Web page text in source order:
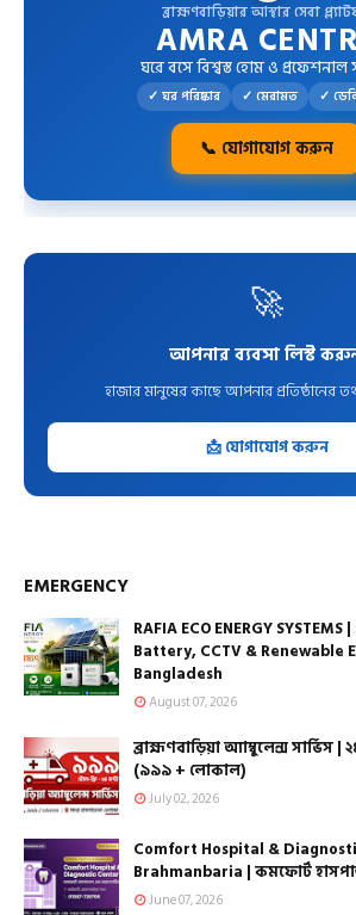
ব্রাহ্মণবাড়িয়ার আস্থার সেবা
AMRA
ঘরে বসে বিশ্বস্ত হোম ও প্রফেশনাল
✓ ঘর পরিষ্কার ✓ মেরামত ✓
📞 যোগাযোগ করুন
🚀
আপনার ব্যবসা লিস্ট
হাজার মানুষের কাছে আপনার প্রতিষ্ঠানের
📩 যোগাযোগ করুন
EMERGENCY
RAFIA ECO ENERGY
Battery, CCTV & Renewable
Bangladesh
August 07, 2026
ব্রাহ্মণবাড়িয়া অ্যাম্বুলেন্স সার্ভিস
(৯৯৯ + লোকাল)
July 02, 2026
Comfort Hospital &
Brahmanbaria | কমফোর্ট
June 07, 2026